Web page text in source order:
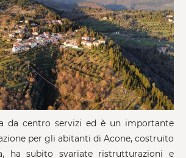
da centro servizi ed è un importante
per gli abitanti di Acone, costruito
ha subito svariate ristrutturazioni e